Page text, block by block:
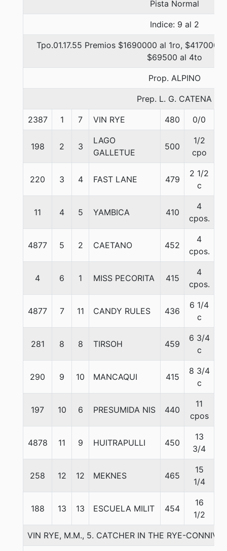
Pista Normal
Indice: 9 al 2
Tpo.01.17.55 Premios $1690000 al 1ro, $417000
$69500 al 4to
Prop. ALPINO
Prep. L. G. CATENA
2387 1 7 VIN RYE 480 0/0
198 2 3
LAGO
GALLETUE
500
1/2
cpo
220 3 4 FAST LANE 479
2 1/2
c
11 4 5 YAMBICA 410
4
cpos.
4877 5 2 CAETANO 452
4
cpos.
4 6 1 MISS PECORITA 415
4
cpos.
4877 7 11 CANDY RULES 436
6 1/4
c
281 8 8 TIRSOH 459
6 3/4
c
290 9 10 MANCAQUI 415
8 3/4
c
197 10 6 PRESUMIDA NIS 440
11
cpos
4878 11 9 HUITRAPULLI 450
13
3/4
258 12 12 MEKNES 465
15
1/4
188 13 13 ESCUELA MILIT 454
16
1/2
VIN RYE, M.M., 5. CATCHER IN THE RYE-